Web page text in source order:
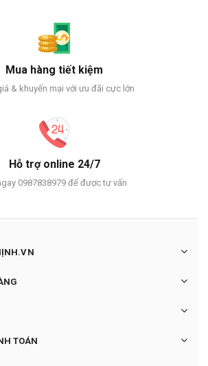
Mua hàng tiết kiệm
& khuyến mại với ưu đãi cực lớn
Hỗ trợ online 24/7
0987838979 để được tư vấn
TOÁN